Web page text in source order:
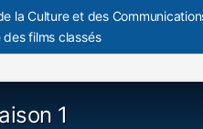
la Culture et des
des films classés
1